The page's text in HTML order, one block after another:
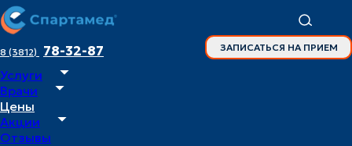
8 (3812) 78-32-87 ЗАПИСАТЬСЯ НА ПРИЕМ
Услуги
Врачи
Цены
Акции
Отзывы
Главная
Врачи